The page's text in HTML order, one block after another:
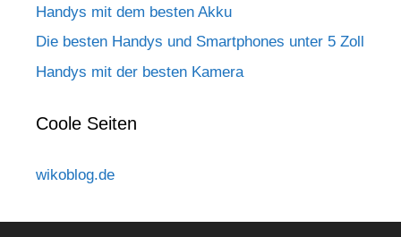
Handys mit dem besten Akku
Die besten Handys und Smartphones unter 5 Zoll
Handys mit der besten Kamera
Coole Seiten
wikoblog.de